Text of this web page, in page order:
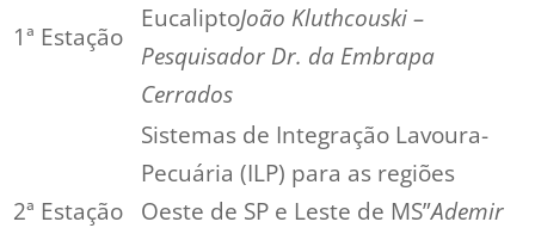
1ª Estação
EucaliptoJoão Kluthcouski –
Pesquisador Dr. da Embrapa
Cerrados
2ª Estação
Sistemas de Integração Lavoura-
Pecuária (ILP) para as regiões
Oeste de SP e Leste de MS”Ademir